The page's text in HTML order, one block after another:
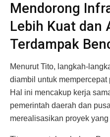
Mendorong
Lebih Kuat dan
Terdampak
Menurut Tito, langkah-
diambil untuk mempercepat
Hal ini mencakup kerja
pemerintah daerah dan
merealisasikan proyek